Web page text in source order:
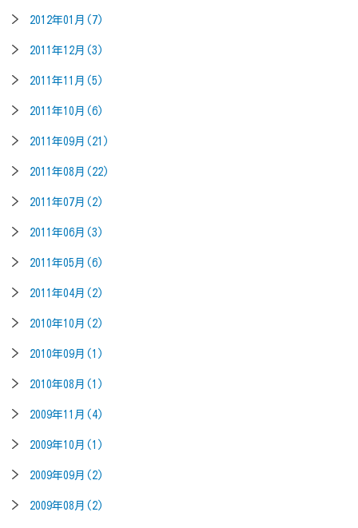
2012年01月(7)
2011年12月(3)
2011年11月(5)
2011年10月(6)
2011年09月(21)
2011年08月(22)
2011年07月(2)
2011年06月(3)
2011年05月(6)
2011年04月(2)
2010年10月(2)
2010年09月(1)
2010年08月(1)
2009年11月(4)
2009年10月(1)
2009年09月(2)
2009年08月(2)